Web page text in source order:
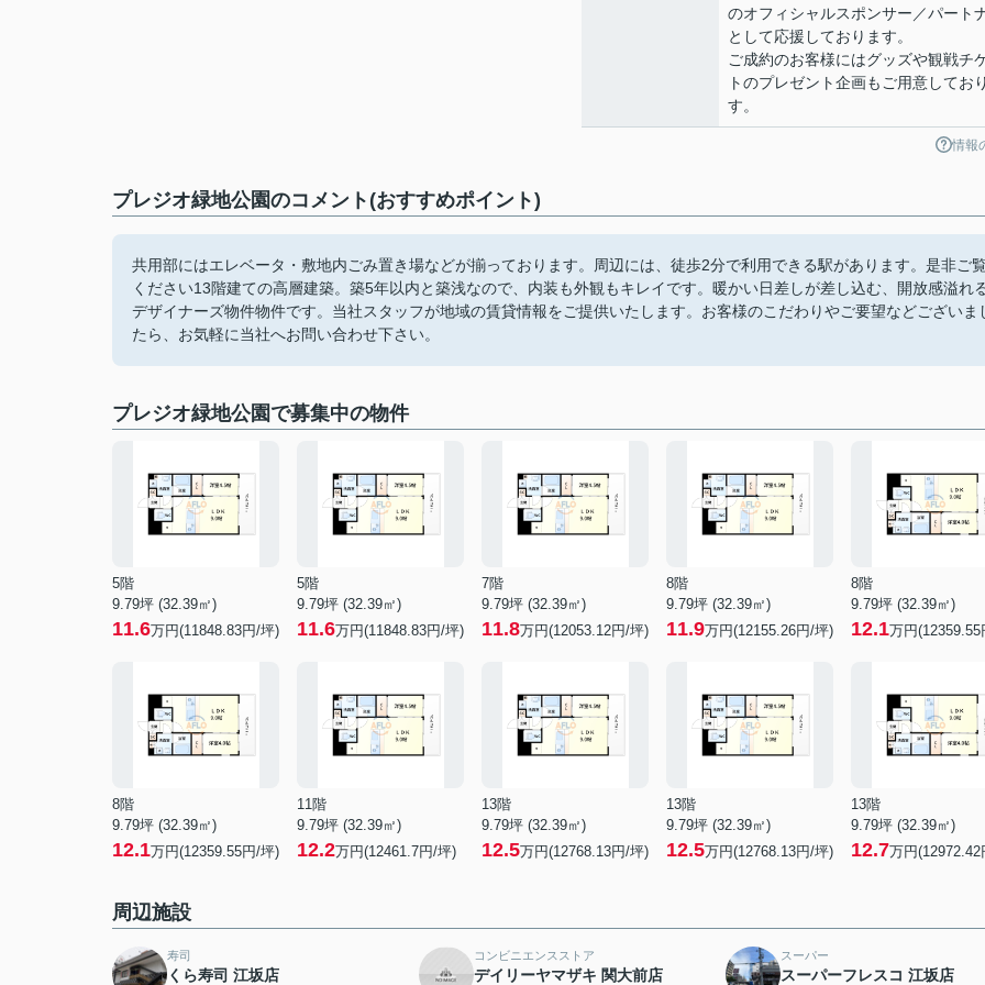
のオフィシャルスポンサー／パート
として応援しております。
ご成約のお客様にはグッズや観戦チ
トのプレゼント企画もご用意してお
す。
情報
プレジオ緑地公園のコメント(おすすめポイント)
共用部にはエレベータ・敷地内ごみ置き場などが揃っております。周辺には、徒歩2分で利用できる駅があります。是非ご
ください13階建ての高層建築。築5年以内と築浅なので、内装も外観もキレイです。暖かい日差しが差し込む、開放感溢れ
デザイナーズ物件物件です。当社スタッフが地域の賃貸情報をご提供いたします。お客様のこだわりやご要望などございま
たら、お気軽に当社へお問い合わせ下さい。
プレジオ緑地公園で募集中の物件
5階
9.79坪 (32.39㎡)
11.6万円(11848.83円/坪)
5階
9.79坪 (32.39㎡)
11.6万円(11848.83円/坪)
7階
9.79坪 (32.39㎡)
11.8万円(12053.12円/坪)
8階
9.79坪 (32.39㎡)
11.9万円(12155.26円/坪)
8階
9.79坪 (32.39㎡)
12.1万円(12359.55
8階
9.79坪 (32.39㎡)
12.1万円(12359.55円/坪)
11階
9.79坪 (32.39㎡)
12.2万円(12461.7円/坪)
13階
9.79坪 (32.39㎡)
12.5万円(12768.13円/坪)
13階
9.79坪 (32.39㎡)
12.5万円(12768.13円/坪)
13階
9.79坪 (32.39㎡)
12.7万円(12972.42
周辺施設
寿司
くら寿司 江坂店
コンビニエンスストア
デイリーヤマザキ 関大前店
スーパー
スーパーフレスコ 江坂店